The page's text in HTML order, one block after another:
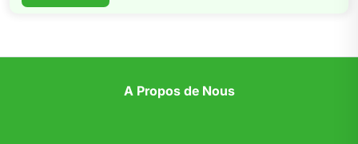
A Propos de Nous